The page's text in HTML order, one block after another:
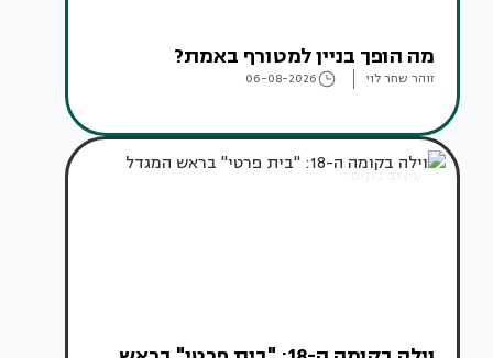
מה הופך בניין למטורף באמת?
זוהר שחר לוי 06-08-2026
עיצוב בתים